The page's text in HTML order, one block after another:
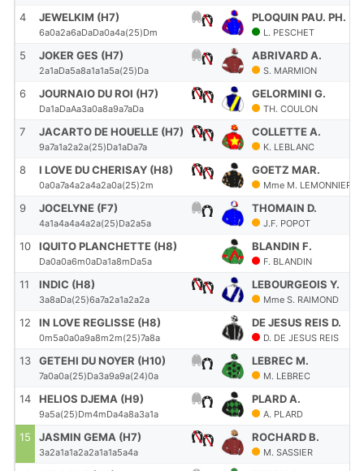
4 JEWELKIM (H7)
6a0a2a6aDaDa0a4a(25)Dm
PLOQUIN PAU. PH.
L. PESCHET
5 JOKER GES (H7)
2a1aDa5a8a1a1a5a(25)Da
ABRIVARD A.
S. MARMION
6 JOURNAIO DU ROI (H7)
Da1aDaAa3a0a8a9a7aDa
GELORMINI G.
TH. COULON
7 JACARTO DE HOUELLE (H7)
9a7a1a2a2a(25)Da1aDa7a
COLLETTE A.
K. LEBLANC
8 I LOVE DU CHERISAY (H8)
0a0a7a4a2a4a2a0a(25)2m
GOETZ MAR.
Mme M. LEMONNIER
9 JOCELYNE (F7)
4a1a4a4a4a2a(25)Da2a5a
THOMAIN D.
J.F. POPOT
10 IQUITO PLANCHETTE (H8)
Da0a0a6m0aDa1a8mDa5a
BLANDIN F.
F. BLANDIN
11 INDIC (H8)
3a8aDa(25)6a7a2a1a2a2a
LEBOURGEOIS Y.
Mme S. RAIMOND
12 IN LOVE REGLISSE (H8)
0m5a0a0a9a8m2m(25)7a8a
DE JESUS REIS D.
D. DE JESUS REIS
13 GETEHI DU NOYER (H10)
7a0a0a(25)Da3a9a9a(24)0a
LEBREC M.
M. LEBREC
14 HELIOS DJEMA (H9)
9a5a(25)Dm4mDa4a8a3a1a
PLARD A.
A. PLARD
15 JASMIN GEMA (H7)
3a2a1a1a2a2a1a1a5a4a
ROCHARD B.
M. SASSIER